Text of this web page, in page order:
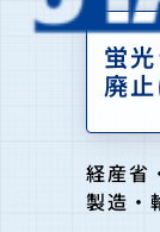
蛍
廃
経産省
製造・